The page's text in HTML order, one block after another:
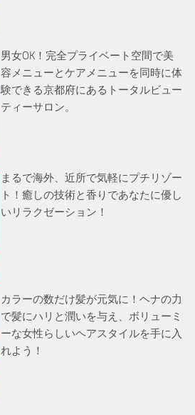
男女OK！完全プライベート空間で美
容メニューとケアメニューを同時に体
験できる京都府にあるトータルビュー
ティーサロン。
まるで海外、近所で気軽にプチリゾー
ト！癒しの技術と香りであなたに優し
いリラクゼーション！
カラーの数だけ髪が元気に！ヘナの力
で髪にハリと潤いを与え、ボリューミ
ーな女性らしいヘアスタイルを手に入
れよう！